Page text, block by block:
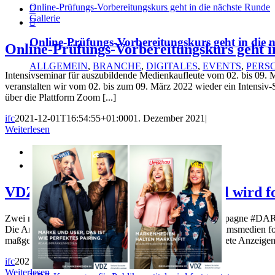
Online-Prüfungs-Vorbereitungskurs geht in die nächste Runde
Gallerie
Online-Prüfungs-Vorbereitungskurs geht in die
ALLGEMEIN, BRANCHE, DIGITALES, EVENTS,


Online-Prüfungs-Vorbereitungskurs geht
Intensivseminar für auszubildende Medienkaufleute vom 02. bis 09.
veranstalten wir vom 02. bis zum 09. März 2022 wieder ein
über die Plattform Zoom [...]
ifc2021-12-01T16:54:55+01:0001. Dezember 2021 |
Weiterlesen
VDZ-Kampagne für Publikumstitel wird
Zwei neue Anzeigenmotive der Gattungsmarketing-Kampagne
Die Anzeigenkampagne wird damit in Fach- und Publikumsmedien
maßgeblicher Teil der Editorial Media-Aktivitäten gestartete
ifc2021-11-22T17:43:41+01:00 22. November 2021|
Weiterlesen